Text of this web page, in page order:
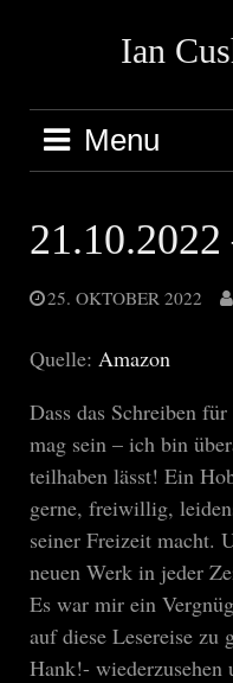
Ian
Menu
25. OKTOBER 2022
Quelle: Amazon
Dass das Schreiben
mag sein – ich bin
teilhaben lässt! Ein
gerne, freiwillig,
seiner Freizeit macht.
neuen Werk in jeder
Es war mir ein
auf diese Lesereise zu
Hank!- wiederzusehen